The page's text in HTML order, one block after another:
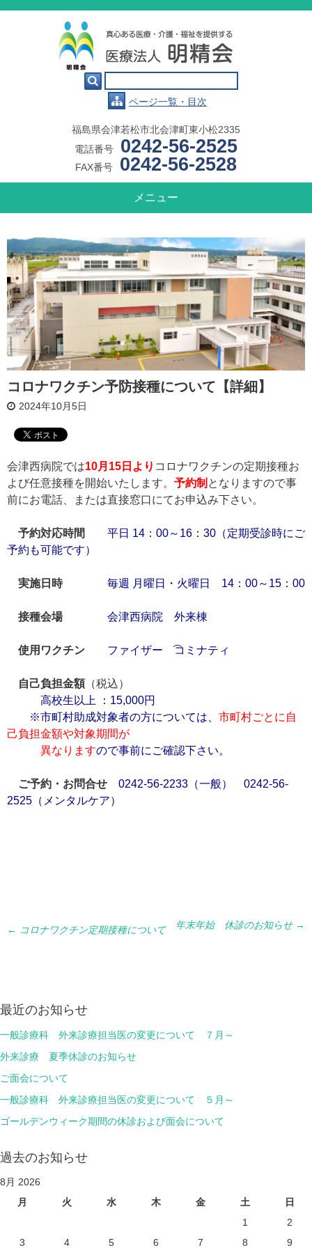
 ページ一覧・目次
福島県会津若松市北会津町東小松2335
電話番号
0242-56-2525
FAX番号 0242-56-2528
メニュー
コロナワクチン予防接種について【詳細】
2024年10月5日
会津西病院では10月15日より コロナワクチンの定期接種お
よび任意接種を開始いたします。 予約制 となりますので事
前にお電話、または直接窓口にてお申込み下さい。
予約対応時間
平日 14：00～16：30（定期受診時にご
予約も可能です）
実施日時 毎週 月曜日・火曜日 14：00～15：00
接種会場 会津西病院 外来棟
使用ワクチン ファイザー ͡コミナティ
自己負担金額（税込）
高校生以上 ：15,000円
※市町村助成対象者の方については、 市町村ごとに自
己負担金額や対象期間が
異なりますので事前にご確認下さい。
ご予約・お問合せ 0242-56-2233（一般） 0242-56-
2525（メンタルケア）
Post
← コロナワクチン定期接種について 年末年始 休診のお知らせ →
最近のお知らせ
一般診療科 外来診療担当医の変更について ７月～
外来診療 夏季休診のお知らせ
ご面会について
一般診療科 外来診療担当医の変更について ５月～
ゴールデンウィーク期間の休診および面会について
過去のお知らせ
8月 2026
月
火 水 木 金 土
日
1
2
3
4 5 6 7 8 9